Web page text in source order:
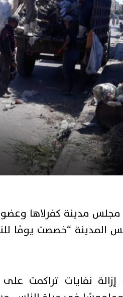
مدينة كفرلاها
المدينة “خصصت يومًا
إزالة نفايات